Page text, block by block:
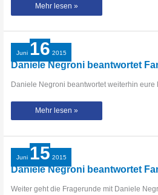
Daniele
beantwortet
–
Teil
4
Mehr lesen »
Juni 16 2015
Daniele Negroni beantwortet
Daniele Negroni beantwortet weiterhin eure
Daniele
–
Teil
Mehr lesen »
Juni 15 2015
Daniele Negroni beantwortet
Weiter geht die Fragerunde mit Daniele